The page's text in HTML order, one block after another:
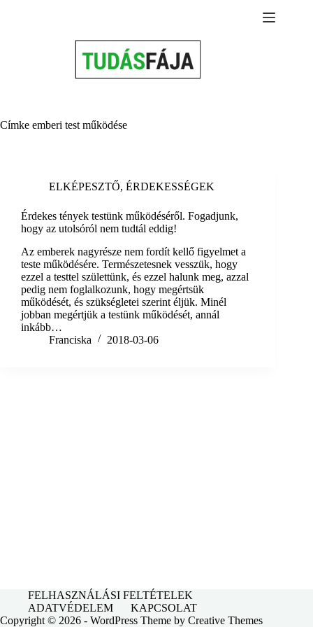
Címke emberi test működése
ELKÉPESZTŐ, ÉRDEKESSÉGEK
Érdekes tények testünk működéséről. Fogadjunk,
hogy az utolsóról nem tudtál eddig!
Az emberek nagyrésze nem fordít kellő figyelmet a
teste működésére. Természetesnek vesszük, hogy
ezzel a testtel születtünk, és ezzel halunk meg, azzal
pedig nem foglalkozunk, hogy megértsük
működését, és szükségletei szerint éljük. Minél
jobban megértjük a testünk működését, annál
inkább…
Franciska
2018-03-06
FELHASZNÁLÁSI FELTÉTELEK
ADATVÉDELEM
KAPCSOLAT
Copyright © 2026 - WordPress Theme by Creative Themes